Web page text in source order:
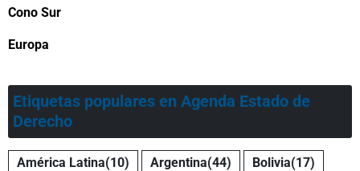
Cono Sur
Europa
Etiquetas populares en Agenda Estado de
Derecho
América Latina(10) Argentina(44) Bolivia(17)